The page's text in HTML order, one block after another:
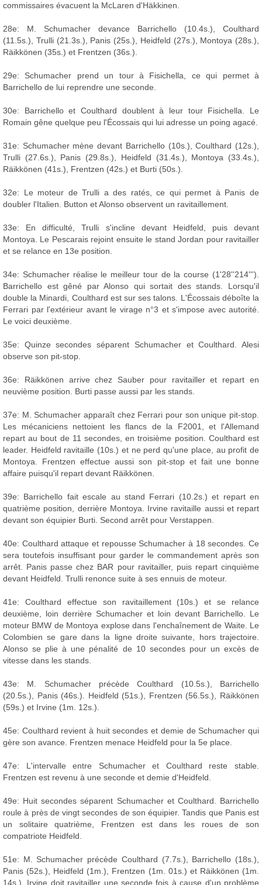
commissaires évacuent la McLaren d'Häkkinen.
28e: M. Schumacher devance Barrichello (10.4s.), Coulthard
(11.5s.), Trulli (21.3s.), Panis (25s.), Heidfeld (27s.), Montoya (28s.),
Räikkönen (35s.) et Frentzen (36s.).
29e: Schumacher prend un tour à Fisichella, ce qui permet à
Barrichello de lui reprendre une seconde.
30e: Barrichello et Coulthard doublent à leur tour Fisichella. Le
Romain gêne quelque peu l'Écossais qui lui adresse un poing agacé.
31e: Schumacher mène devant Barrichello (10s.), Coulthard (12s.),
Trulli (27.6s.), Panis (29.8s.), Heidfeld (31.4s.), Montoya (33.4s.),
Räikkönen (41s.), Frentzen (42s.) et Burti (50s.).
32e: Le moteur de Trulli a des ratés, ce qui permet à Panis de
doubler l'Italien. Button et Alonso observent un ravitaillement.
33e: En difficulté, Trulli s'incline devant Heidfeld, puis devant
Montoya. Le Pescarais rejoint ensuite le stand Jordan pour ravitailler
et se relance en 13e position.
34e: Schumacher réalise le meilleur tour de la course (1'28''214''').
Barrichello est gêné par Alonso qui sortait des stands. Lorsqu'il
double la Minardi, Coulthard est sur ses talons. L'Écossais déboîte la
Ferrari par l'extérieur avant le virage n°3 et s'impose avec autorité.
Le voici deuxième.
35e: Quinze secondes séparent Schumacher et Coulthard. Alesi
observe son pit-stop.
36e: Räikkönen arrive chez Sauber pour ravitailler et repart en
neuvième position. Burti passe aussi par les stands.
37e: M. Schumacher apparaît chez Ferrari pour son unique pit-stop.
Les mécaniciens nettoient les flancs de la F2001, et l'Allemand
repart au bout de 11 secondes, en troisième position. Coulthard est
leader. Heidfeld ravitaille (10s.) et ne perd qu'une place, au profit de
Montoya. Frentzen effectue aussi son pit-stop et fait une bonne
affaire puisqu'il repart devant Räikkönen.
39e: Barrichello fait escale au stand Ferrari (10.2s.) et repart en
quatrième position, derrière Montoya. Irvine ravitaille aussi et repart
devant son équipier Burti. Second arrêt pour Verstappen.
40e: Coulthard attaque et repousse Schumacher à 18 secondes. Ce
sera toutefois insuffisant pour garder le commandement après son
arrêt. Panis passe chez BAR pour ravitailler, puis repart cinquième
devant Heidfeld. Trulli renonce suite à ses ennuis de moteur.
41e: Coulthard effectue son ravitaillement (10s.) et se relance
deuxième, loin derrière Schumacher et loin devant Barrichello. Le
moteur BMW de Montoya explose dans l'enchaînement de Waite. Le
Colombien se gare dans la ligne droite suivante, hors trajectoire.
Alonso se plie à une pénalité de 10 secondes pour un excès de
vitesse dans les stands.
43e: M. Schumacher précède Coulthard (10.5s.), Barrichello
(20.5s.), Panis (46s.). Heidfeld (51s.), Frentzen (56.5s.), Räikkönen
(59s.) et Irvine (1m. 12s.).
45e: Coulthard revient à huit secondes et demie de Schumacher qui
gère son avance. Frentzen menace Heidfeld pour la 5e place.
47e: L'intervalle entre Schumacher et Coulthard reste stable.
Frentzen est revenu à une seconde et demie d'Heidfeld.
49e: Huit secondes séparent Schumacher et Coulthard. Barrichello
roule à près de vingt secondes de son équipier. Tandis que Panis est
un solitaire quatrième, Frentzen est dans les roues de son
compatriote Heidfeld.
51e: M. Schumacher précède Coulthard (7.7s.), Barrichello (18s.),
Panis (52s.), Heidfeld (1m.), Frentzen (1m. 01s.) et Räikkönen (1m.
14s.). Irvine doit ravitailler une seconde fois à cause d'un problème